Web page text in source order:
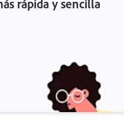
rápida y sencilla